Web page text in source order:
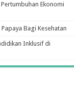
Ekonomi
Bagi Kesehatan
Inklusif di